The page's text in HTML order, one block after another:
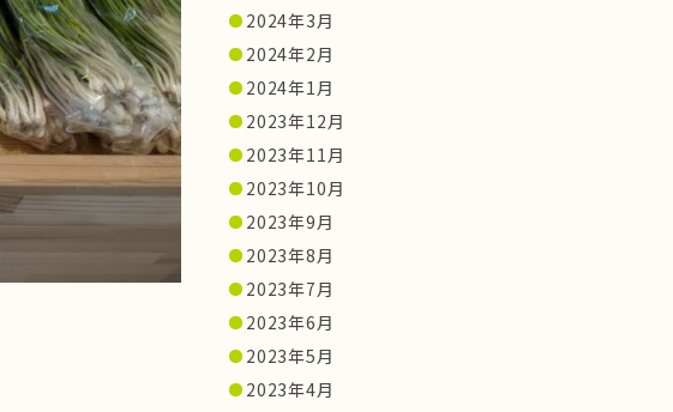
2024年3月
2024年2月
2024年1月
2023年12月
2023年11月
2023年10月
2023年9月
2023年8月
2023年7月
2023年6月
2023年5月
2023年4月